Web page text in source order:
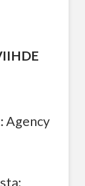
Agency